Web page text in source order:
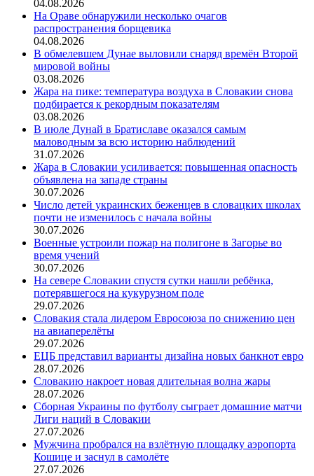
04.08.2026
На Ораве обнаружили несколько очагов
распространения борщевика
04.08.2026
В обмелевшем Дунае выловили снаряд времён Второй
мировой войны
03.08.2026
Жара на пике: температура воздуха в Словакии снова
подбирается к рекордным показателям
03.08.2026
В июле Дунай в Братиславе оказался самым
маловодным за всю историю наблюдений
31.07.2026
Жара в Словакии усиливается: повышенная опасность
объявлена на западе страны
30.07.2026
Число детей украинских беженцев в словацких школах
почти не изменилось с начала войны
30.07.2026
Военные устроили пожар на полигоне в Загорье во
время учений
30.07.2026
На севере Словакии спустя сутки нашли ребёнка,
потерявшегося на кукурузном поле
29.07.2026
Словакия стала лидером Евросоюза по снижению цен
на авиаперелёты
29.07.2026
ЕЦБ представил варианты дизайна новых банкнот евро
28.07.2026
Словакию накроет новая длительная волна жары
28.07.2026
Сборная Украины по футболу сыграет домашние матчи
Лиги наций в Словакии
27.07.2026
Мужчина пробрался на взлётную площадку аэропорта
Кошице и заснул в самолёте
27.07.2026